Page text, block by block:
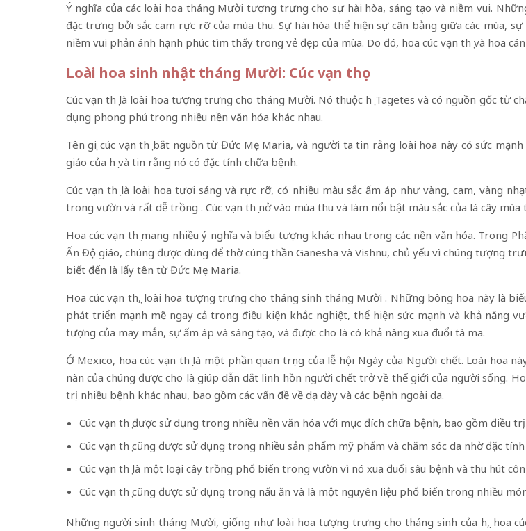
Ý nghĩa của các loài hoa tháng Mười tượng trưng cho sự hài hòa, sáng tạo và niềm vui.
đặc trưng bởi sắc cam rực rỡ của mùa thu. Sự hài hòa thể hiện sự cân bằng giữa các mùa,
niềm vui phản ánh hạnh phúc tìm thấy trong vẻ đẹp của mùa. Do đó, hoa cúc vạn thọ và hoa
Loài hoa sinh nhật tháng Mười: Cúc vạn thọ
Cúc vạn thọ là loài hoa tượng trưng cho tháng Mười. Nó thuộc họ Tagetes và có nguồn gốc từ
dụng phong phú trong nhiều nền văn hóa khác nhau.
Tên gọi cúc vạn thọ bắt nguồn từ Đức Mẹ Maria, và người ta tin rằng loài hoa này có sức mạnh
giáo của họ và tin rằng nó có đặc tính chữa bệnh.
Cúc vạn thọ là loài hoa tươi sáng và rực rỡ, có nhiều màu sắc ấm áp như vàng, cam, vàng
trong vườn và rất dễ trồng . Cúc vạn thọ nở vào mùa thu và làm nổi bật màu sắc của lá cây mùa
Hoa cúc vạn thọ mang nhiều ý nghĩa và biểu tượng khác nhau trong các nền văn hóa. Trong
Ấn Độ giáo, chúng được dùng để thờ cúng thần Ganesha và Vishnu, chủ yếu vì chúng tượng
biết đến là lấy tên từ Đức Mẹ Maria.
Hoa cúc vạn thọ, loài hoa tượng trưng cho tháng sinh tháng Mười . Những bông hoa này là
phát triển mạnh mẽ ngay cả trong điều kiện khắc nghiệt, thể hiện sức mạnh và khả năng
tượng của may mắn, sự ấm áp và sáng tạo, và được cho là có khả năng xua đuổi tà ma.
Ở Mexico, hoa cúc vạn thọ là một phần quan trọng của lễ hội Ngày của Người chết. Loài
nàn của chúng được cho là giúp dẫn dắt linh hồn người chết trở về thế giới của người sống.
trị nhiều bệnh khác nhau, bao gồm các vấn đề về dạ dày và các bệnh ngoài da.
Cúc vạn thọ được sử dụng trong nhiều nền văn hóa với mục đích chữa bệnh, bao gồm điều
Cúc vạn thọ cũng được sử dụng trong nhiều sản phẩm mỹ phẩm và chăm sóc da nhờ đặc
Cúc vạn thọ là một loại cây trồng phổ biến trong vườn vì nó xua đuổi sâu bệnh và thu hút
Cúc vạn thọ cũng được sử dụng trong nấu ăn và là một nguyên liệu phổ biến trong nhiều
Những người sinh tháng Mười, giống như loài hoa tượng trưng cho tháng sinh của họ, hoa